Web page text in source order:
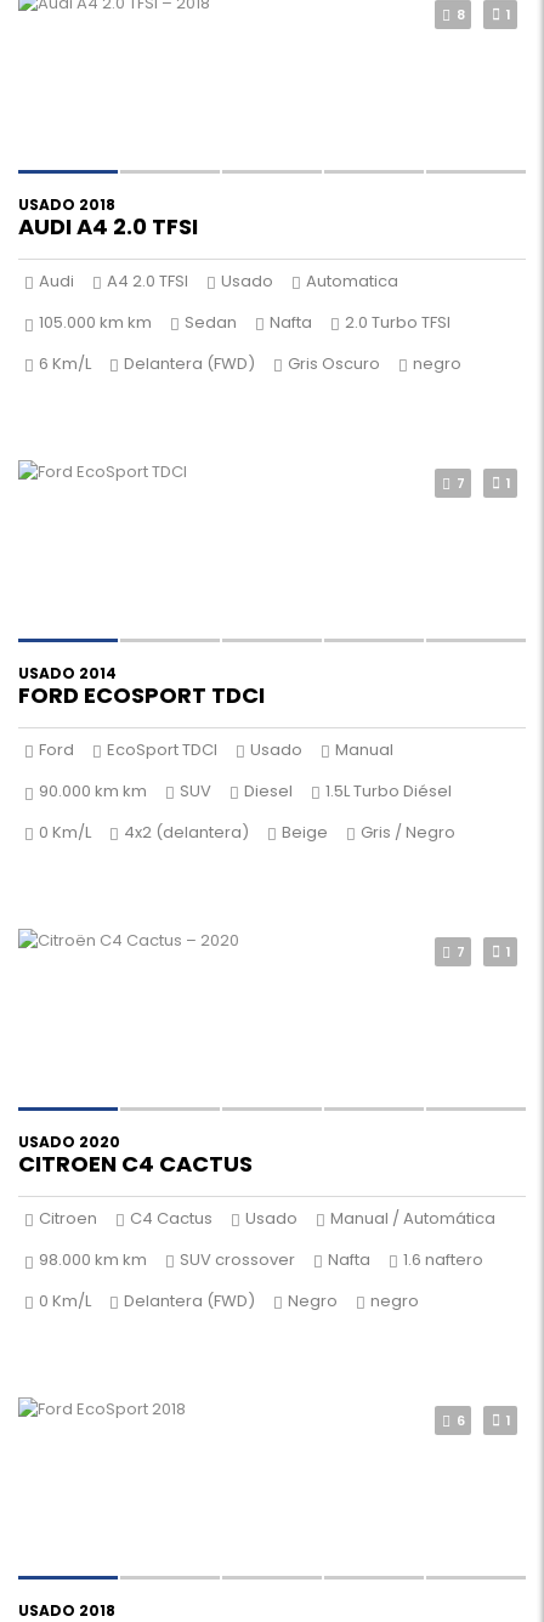
8 1
USADO 2018
AUDI A4 2.0 TFSI
Audi A4 2.0 TFSI Usado
Automatica
105.000 km km
Sedan Nafta
2.0 Turbo TFSI
6 Km/L
Delantera (FWD) Gris Oscuro negro
7 1
USADO 2014
FORD ECOSPORT TDCI
Ford EcoSport TDCI Usado
Manual
90.000 km km
SUV Diesel
1.5L Turbo Diésel
0 Km/L
4x2 (delantera) Beige Gris / Negro
7 1
USADO 2020
CITROEN C4 CACTUS
Citroen C4 Cactus Usado
Manual / Automática
98.000 km km
SUV crossover Nafta
1.6 naftero
0 Km/L
Delantera (FWD) Negro negro
6 1
USADO 2018